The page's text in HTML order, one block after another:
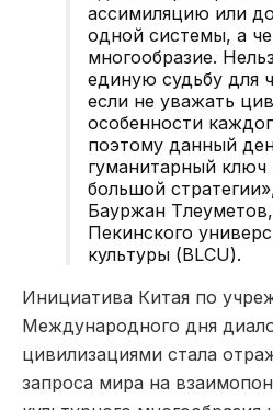
ассимиляцию или
одной системы, а
многообразие.
единую судьбу для
если не уважать
особенности
поэтому данный
гуманитарный ключ
большой
Бауржан
Пекинского
культуры (BLCU).
Инициатива Китая по
Международного дня
цивилизациями стала
запроса мира на